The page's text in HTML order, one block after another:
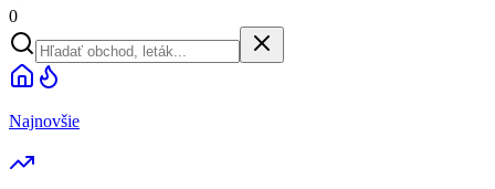
0
Najnovšie